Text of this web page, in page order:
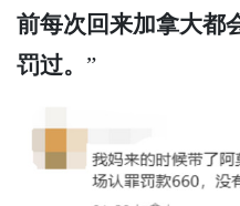
前每次回来加拿大都
罚过。 ”